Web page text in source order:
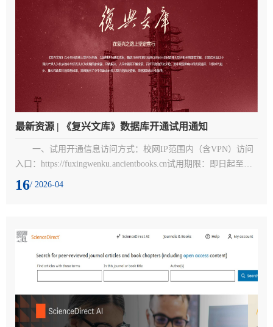
最新资源 | 《复兴文库》数据库开通试用通知
一、试用开通信息访问方式：校网IP范围内（含VPN）访问
入口：https://fuxingwenku.ancientbooks.cn试用期限：即日起至
2026年7月15日二、资源介绍《复兴文库》以中华民族伟大复兴
索、百折不挠的历史足迹，集中展现影响中国发展进程、引领时
代进步、...
16/ 2026-04